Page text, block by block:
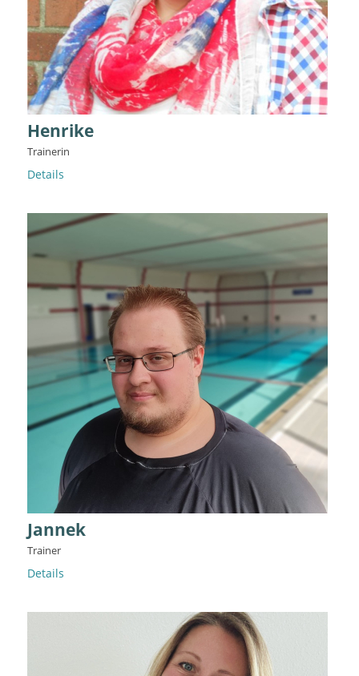
Henrike
Trainerin
Details
Jannek
Trainer
Details